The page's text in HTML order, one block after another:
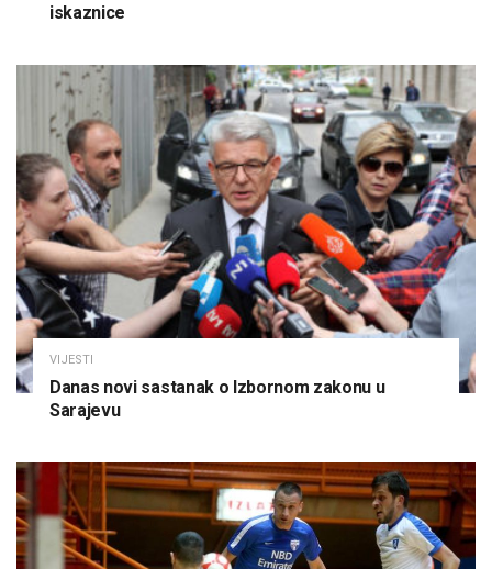
iskaznice
VIJESTI
Danas novi sastanak o Izbornom zakonu u
Sarajevu